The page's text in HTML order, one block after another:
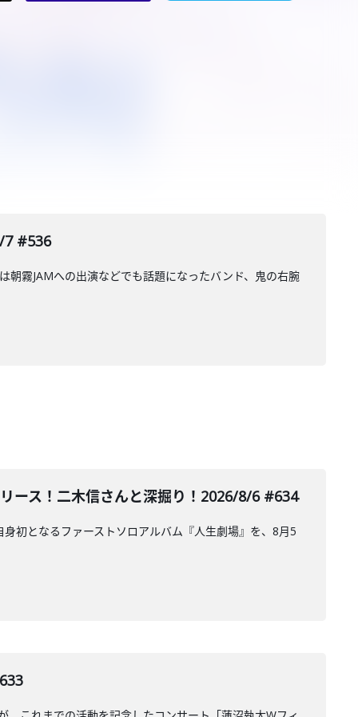
7 #536
霧JAMへの出演などでも話題になったバンド、鬼の右腕
ース！二木信さんと深掘り！2026/8/6 #634
初となるファーストソロアルバム『人生劇場』を、8月5